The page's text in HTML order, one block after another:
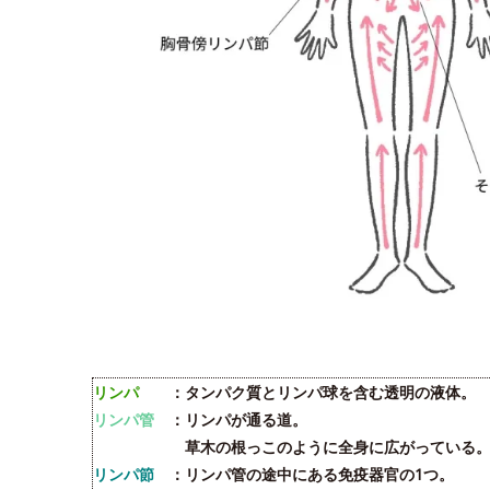
リンパ：タンパク質とリンパ球を含む透明の液体。
リンパ管 ：リンパが通る道。
草木の根っこのように全身に広がっている。
リンパ節 ：リンパ管の途中にある免疫器官の1つ。